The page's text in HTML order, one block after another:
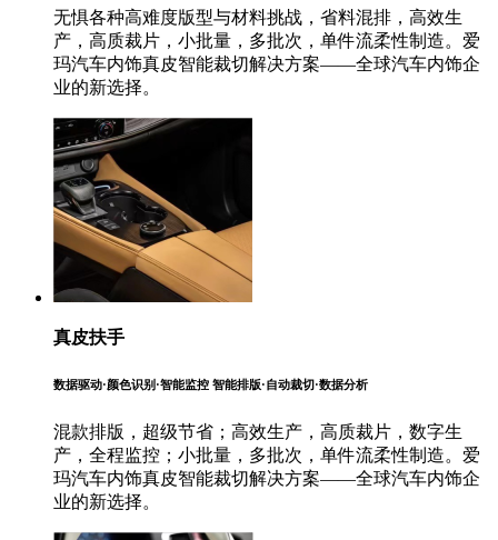
无惧各种高难度版型与材料挑战，省料混排，高效生
产，高质裁片，小批量，多批次，单件流柔性制造。爱
玛汽车内饰真皮智能裁切解决方案——全球汽车内饰企
业的新选择。
真皮扶手
数据驱动·颜色识别·智能监控 智能排版·自动裁切·数据分析
混款排版，超级节省；高效生产，高质裁片，数字生
产，全程监控；小批量，多批次，单件流柔性制造。爱
玛汽车内饰真皮智能裁切解决方案——全球汽车内饰企
业的新选择。